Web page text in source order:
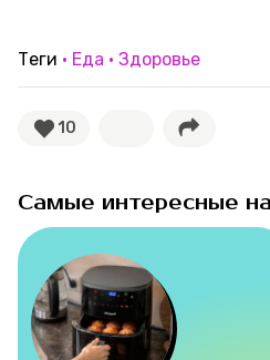
Теги Еда Здоровье
10
Самые интересные